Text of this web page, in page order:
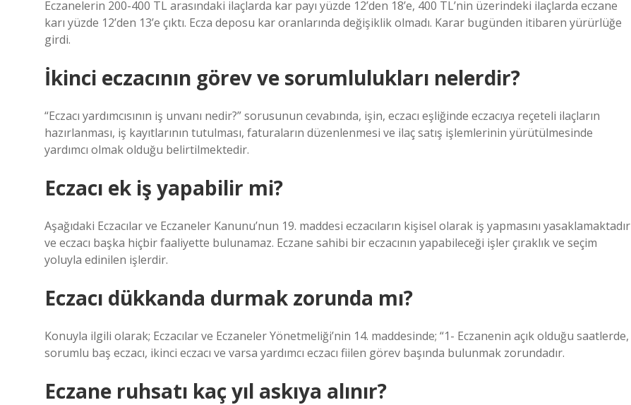
Eczanelerin 200-400 TL arasındaki ilaçlarda kar payı yüzde 12’den 18’e, 400 TL’nin üzerindeki ilaçlarda eczane
karı yüzde 12’den 13’e çıktı. Ecza deposu kar oranlarında değişiklik olmadı. Karar bugünden itibaren yürürlüğe
girdi.
İkinci eczacının görev ve sorumlulukları nelerdir?
“Eczacı yardımcısının iş unvanı nedir?” sorusunun cevabında, işin, eczacı eşliğinde eczacıya reçeteli ilaçların
hazırlanması, iş kayıtlarının tutulması, faturaların düzenlenmesi ve ilaç satış işlemlerinin yürütülmesinde
yardımcı olmak olduğu belirtilmektedir.
Eczacı ek iş yapabilir mi?
Aşağıdaki Eczacılar ve Eczaneler Kanunu’nun 19. maddesi eczacıların kişisel olarak iş yapmasını yasaklamaktadır
ve eczacı başka hiçbir faaliyette bulunamaz. Eczane sahibi bir eczacının yapabileceği işler çıraklık ve seçim
yoluyla edinilen işlerdir.
Eczacı dükkanda durmak zorunda mı?
Konuyla ilgili olarak; Eczacılar ve Eczaneler Yönetmeliği’nin 14. maddesinde; “1- Eczanenin açık olduğu saatlerde,
sorumlu baş eczacı, ikinci eczacı ve varsa yardımcı eczacı fiilen görev başında bulunmak zorundadır.
Eczane ruhsatı kaç yıl askıya alınır?